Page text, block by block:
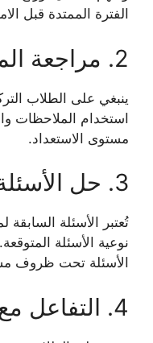
الفترة الممتدة قبل
2. مراجعة المحتوى الدراسي
ينبغي على الطلاب
استخدام الملاحظات
مستوى الاستعداد.
3. حل الأسئلة السابقة
تُعتبر الأسئلة السابقة
نوعية الأسئلة
الأسئلة تحت ظروف
4. التفاعل مع المدرسين